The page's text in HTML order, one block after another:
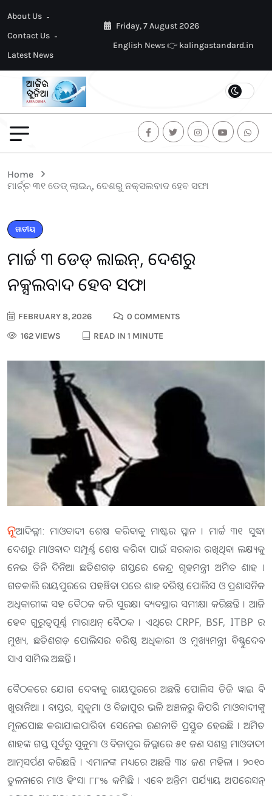
About Us
Contact Us
Latest News
Friday, 7 August 2026
English News 👉 kalingastandard.in
Home
ମାର୍ଚ୍ଚ ୩୧ ଡେଡ୍ ଲାଇନ୍, ଦେଶରୁ ନକ୍ସଲବାଦ ହେବ ସଫା
ଜାତୀୟ
ମାର୍ଚ୍ଚ ୩୧ ଡେଡ୍ ଲାଇନ୍, ଦେଶରୁ
ନକ୍ସଲବାଦ ହେବ ସଫା
FEBRUARY 8, 2026
0 COMMENTS
162 VIEWS
READ IN 1 MINUTE
ନୂଆଦିଲ୍ଲୀ: ମାଓବାଦୀ ଶେଷ କରିବାକୁ ମାଷ୍ଟର ପ୍ଲାନ । ମାର୍ଚ୍ଚ ୩୧ ସୁଦ୍ଧା
ଦେଶରୁ ମାଓବାଦ ସମ୍ପୂର୍ଣ୍ଣ ଶେଷ କରିବା ପାଇଁ ସରକାର ରଖିଥିବା ଲକ୍ଷ୍ୟକୁ
ନେଇ ତିନି ଦିନିଆ ଛତିଶଗଡ଼ ଗସ୍ତରେ କେନ୍ଦ୍ର ଗୃହମନ୍ତ୍ରୀ ଅମିତ ଶାହ ।
ଗତକାଲି ରାୟପୁରରେ ପହଞ୍ଚିବା ପରେ ଶାହ ବରିଷ୍ଠ ପୋଲିସ ଓ ପ୍ରଶାସନିକ
ଅଧିକାରୀଙ୍କ ସହ ବୈଠକ କରି ସୁରକ୍ଷା ବ୍ୟବସ୍ଥାର ସମୀକ୍ଷା କରିଛନ୍ତି । ଆଜି
ହେବ ଗୁରୁତ୍ୱପୂର୍ଣ୍ଣ ମାରାଥନ୍ ବୈଠକ । ଏଥିରେ CRPF, BSF, ITBP ର
ମୁଖ୍ୟ, ଛତିଶଗଡ଼ ପୋଲିସର ବରିଷ୍ଠ ଅଧିକାରୀ ଓ ମୁଖ୍ୟମନ୍ତ୍ରୀ ବିଷ୍ଣୁଦେବ
ସାଏ ସାମିଲ ଅଛନ୍ତି ।
ବୈଠକରେ ଯୋଗ ଦେବାକୁ ରାୟପୁରରେ ଅଛନ୍ତି ପୋଲିସ ଡିଜି ୱାଇ ବି
ଖୁରାନିଆ । ବାସ୍ତର, ସୁକୁମା ଓ ବିଜାପୁର ଭଳି ଅଞ୍ଚଳରୁ କିପରି ମାଓବାଦୀଙ୍କୁ
ମୂଳପୋଛ କରାଯାଇପାରିବ। ସେନେଇ ରଣନୀତି ପ୍ରସ୍ତୁତ ହେଉଛି । ଅମିତ
ଶାହଙ୍କ ଗସ୍ତ ପୂର୍ବରୁ ସୁକୁମା ଓ ବିଜାପୁର ଜିଲ୍ଲାରେ ୫୧ ଜଣ ସଶସ୍ତ୍ର ମାଓବାଦୀ
ଆତ୍ମସର୍ପଣ କରିଛନ୍ତି । ଏମାନଙ୍କ ମଧ୍ୟରେ ଅଛନ୍ତି ୩୪ ଜଣ ମହିଳା । ୨୦୧୦
ତୁଳନାରେ ମାଓ ହିଂସା ୮୮% କମିଛି । ଏବେ ଅନ୍ତିମ ପର୍ଯ୍ୟାୟ ଅପରେସନ୍